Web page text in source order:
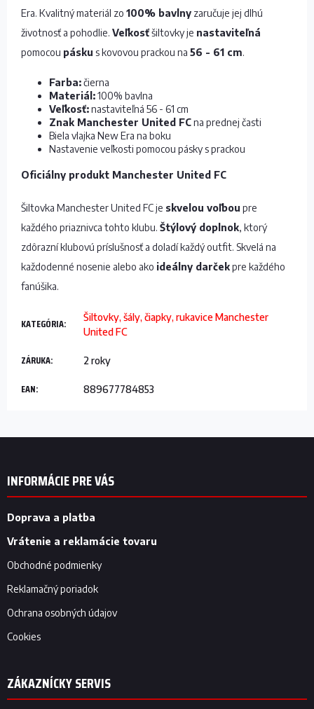
Era. Kvalitný materiál zo 100% bavlny zaručuje jej dlhú
životnosť a pohodlie. Veľkosťšiltovky je nastaviteľná
pomocou pásku s kovovou prackou na 56 - 61 cm.
Farba:čierna
Materiál:100% bavlna
Veľkosť:nastaviteľná 56 - 61 cm
Znak Manchester United FCna prednej časti
Biela vlajka New Era na boku
Nastavenie veľkosti pomocou pásky s prackou
Oficiálny produkt Manchester United FC
Šiltovka Manchester United FC je skvelou voľbou pre
každého priaznivca tohto klubu. Štýlový doplnok, ktorý
zdôrazní klubovú príslušnosť a doladí každý outfit. Skvelá na
každodenné nosenie alebo ako ideálny darčekpre každého
fanúšika.
KATEGÓRIA:
Šiltovky, šály, čiapky, rukavice Manchester
United FC
ZÁRUKA: 2 roky
EAN: 889677784853
Z
INFORMÁCIE PRE VÁS
Doprava a platba
Vrátenie a reklamácie tovaru
Obchodné podmienky
Reklamačný poriadok
Ochrana osobných údajov
Cookies